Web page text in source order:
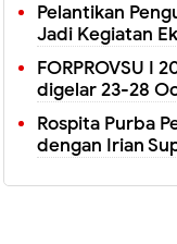
Pelantikan
Jadi Kegiatan
FORPROVSU I
digelar 23-28
Rospita Purba
dengan Irian